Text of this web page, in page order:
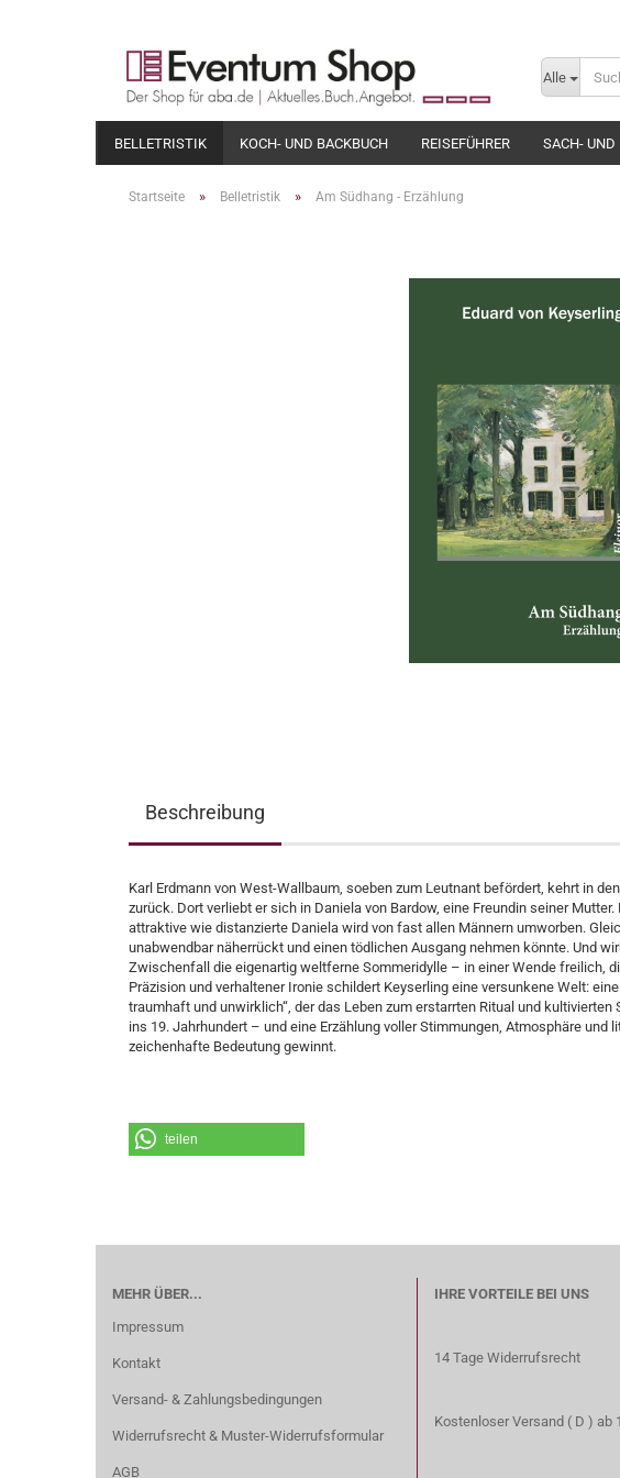
Alle
BELLETRISTIK KOCH- UND BACKBUCH REISEFÜHRER SACH- UND
Startseite » Belletristik » Am Südhang - Erzählung
Beschreibung
Karl Erdmann von West-Wallbaum, soeben zum Leutnant befördert, kehrt in
zurück. Dort verliebt er sich in Daniela von Bardow, eine Freundin seiner
attraktive wie distanzierte Daniela wird von fast allen Männern umworben.
unabwendbar näherrückt und einen tödlichen Ausgang nehmen könnte. Und
Zwischenfall die eigenartig weltferne Sommeridylle – in einer Wende freilich,
Präzision und verhaltener Ironie schildert Keyserling eine versunkene Welt:
traumhaft und unwirklich“, der das Leben zum erstarrten Ritual und
ins 19. Jahrhundert – und eine Erzählung voller Stimmungen, Atmosphäre und
zeichenhafte Bedeutung gewinnt.
teilen
MEHR ÜBER...
Impressum
Kontakt
Versand- & Zahlungsbedingungen
Widerrufsrecht & Muster-Widerrufsformular
AGB
IHRE VORTEILE BEI UNS
14 Tage Widerrufsrecht
Kostenloser Versand ( D ) ab